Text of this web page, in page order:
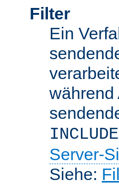
Filter
Ein
während
Server-
Siehe: